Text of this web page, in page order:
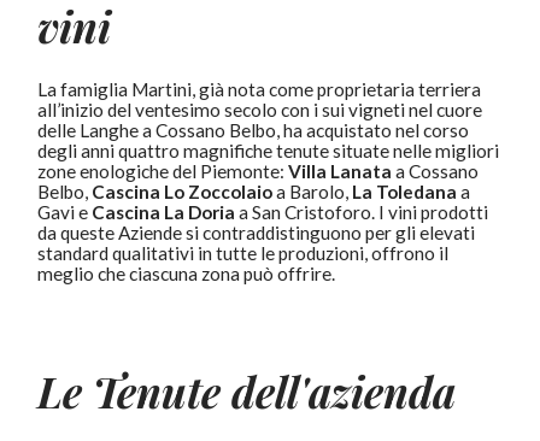
vini
La famiglia Martini, già nota come proprietaria terriera
all’inizio del ventesimo secolo con i sui vigneti nel cuore
delle Langhe a Cossano Belbo, ha acquistato nel corso
degli anni quattro magnifiche tenute situate nelle migliori
zone enologiche del Piemonte:Villa Lanata a Cossano
Belbo, Cascina Lo Zoccolaioa Barolo, La Toledana a
Gavi e Cascina La Doria a San Cristoforo. I vini prodotti
da queste Aziende si contraddistinguono per gli elevati
standard qualitativi in tutte le produzioni, offrono il
meglio che ciascuna zona può offrire.
Le Tenute dell'azienda